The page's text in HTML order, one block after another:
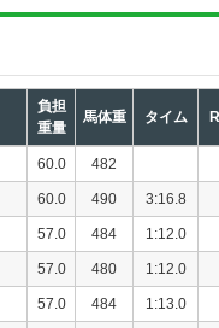
負担
重量
馬体重 タイム
60.0 482
60.0 490 3:16.8
57.0 484 1:12.0
57.0 480 1:12.0
57.0 484 1:13.0